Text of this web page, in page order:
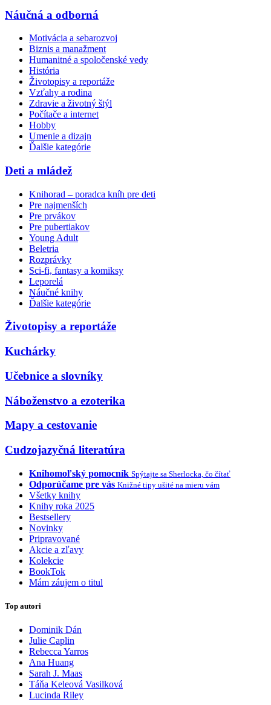
Náučná a odborná
Motivácia a sebarozvoj
Biznis a manažment
Humanitné a spoločenské vedy
História
Životopisy a reportáže
Vzťahy a rodina
Zdravie a životný štýl
Počítače a internet
Hobby
Umenie a dizajn
Ďalšie kategórie
Deti a mládež
Knihorad – poradca kníh pre deti
Pre najmenších
Pre prvákov
Pre pubertiakov
Young Adult
Beletria
Rozprávky
Sci-fi, fantasy a komiksy
Leporelá
Náučné knihy
Ďalšie kategórie
Životopisy a reportáže
Kuchárky
Učebnice a slovníky
Náboženstvo a ezoterika
Mapy a cestovanie
Cudzojazyčná literatúra
Knihomoľský pomocník Spýtajte sa Sherlocka, čo čítať
Odporúčame pre vás Knižné tipy ušité na mieru vám
Všetky knihy
Knihy roka 2025
Bestsellery
Novinky
Pripravované
Akcie a zľavy
Kolekcie
BookTok
Mám záujem o titul
Top autori
Dominik Dán
Julie Caplin
Rebecca Yarros
Ana Huang
Sarah J. Maas
Táňa Keleová Vasilková
Lucinda Riley